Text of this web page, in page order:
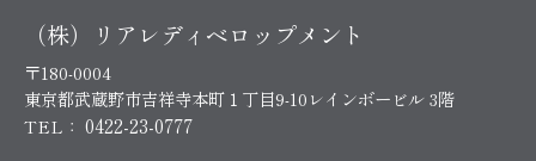
（株）リアレディベロップメント
〒180-0004
東京都武蔵野市吉祥寺本町１丁目9-10レインボービル 3階
TEL： 0422-23-0777